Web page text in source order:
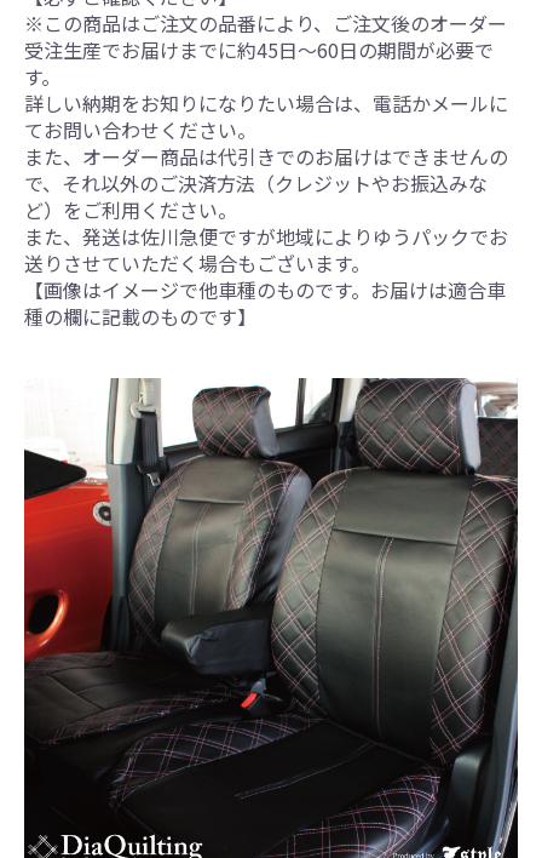
※この商品はご注文の品番により、ご注文後のオーダー
受注生産でお届けまでに約45日～60日の期間が必要で
す。
詳しい納期をお知りになりたい場合は、電話かメールに
てお問い合わせください。
また、オーダー商品は代引きでのお届けはできませんの
で、それ以外のご決済方法（クレジットやお振込みな
ど）をご利用ください。
また、発送は佐川急便ですが地域によりゆうパックでお
送りさせていただく場合もございます。
【画像はイメージで他車種のものです。お届けは適合車
種の欄に記載のものです】